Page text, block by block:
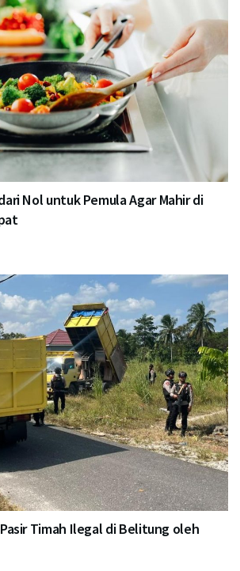
Nol untuk Pemula Agar Mahir di
Timah Ilegal di Belitung oleh